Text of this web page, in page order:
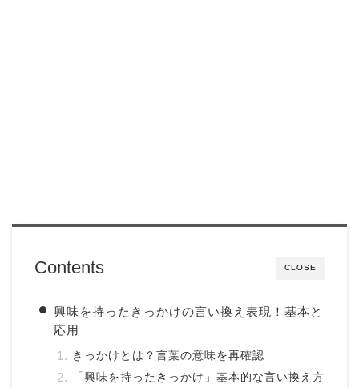
CLOSE
Contents
興味を持ったきっかけの言い換え表現！基本と
応用
きっかけとは？言葉の意味を再確認
「興味を持ったきっかけ」基本的な言い換え方